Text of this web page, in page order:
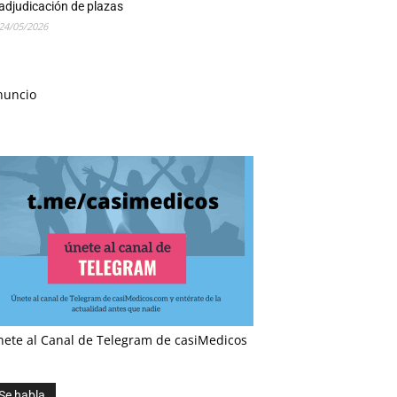
de plazas
24/05/2026
al Canal de Telegram de casiMedicos